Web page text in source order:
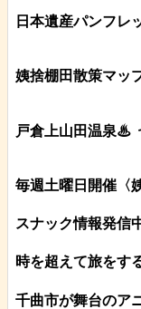
日本遺産パンフレ
姨捨棚田散策マッ
戸倉上山田温泉♨
毎週土曜日開催〈
スナック情報発信
時を超えて旅をす
千曲市が舞台のア